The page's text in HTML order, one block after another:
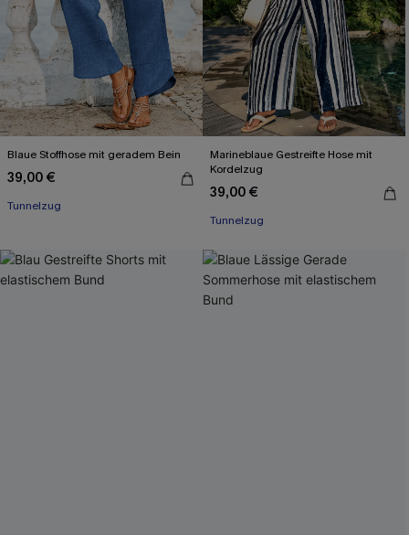
Blaue Stoffhose mit geradem Bein
39,00 €
Tunnelzug
Marineblaue Gestreifte Hose mit
Kordelzug
39,00 €
Tunnelzug